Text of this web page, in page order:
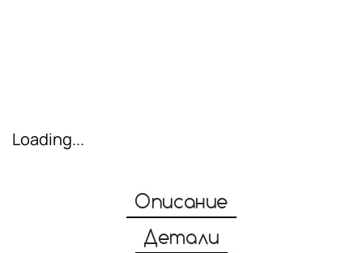
Loading...
Описание
Детали